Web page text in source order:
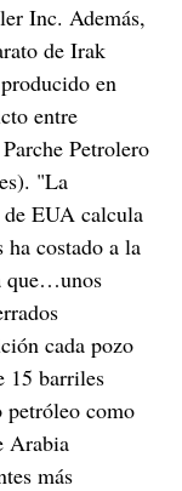
Inc. Además,
de Irak
en
entre
Petrolero
"La
EUA calcula
ha costado a la
que…unos
cada pozo
15 barriles
como
Arabia
más